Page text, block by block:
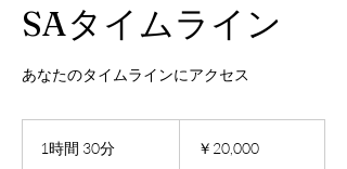
SAタイムライン
あなたのタイムラインにアクセス
1時間 30分 ￥20,000